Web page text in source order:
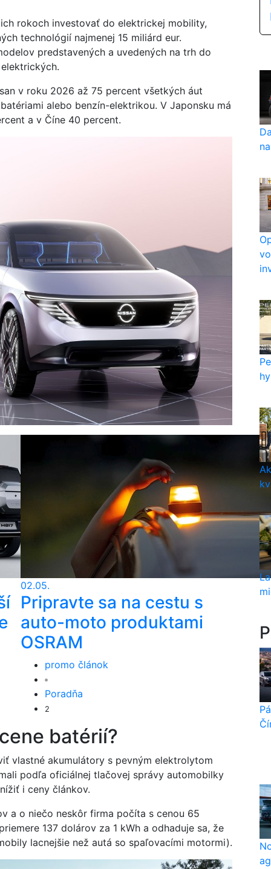
rokoch investovať do elektrickej mobility,
technológií najmenej 15 miliárd eur.
predstavených a uvedených na trh do
v roku 2026 až 75 percent všetkých áut
alebo benzín-elektrikou. V Japonsku má
a v Číne 40 percent.
02.05.
Pripravte sa na cestu s
auto-moto produktami
OSRAM
promo článok
Poradňa
2
batérií?
vlastné akumulátory s pevným elektrolytom
podľa oficiálnej tlačovej správy automobilky
i ceny článkov.
a o niečo neskôr firma počíta s cenou 65
137 dolárov za 1 kWh a odhaduje sa, že
lacnejšie než autá so spaľovacími motormi).